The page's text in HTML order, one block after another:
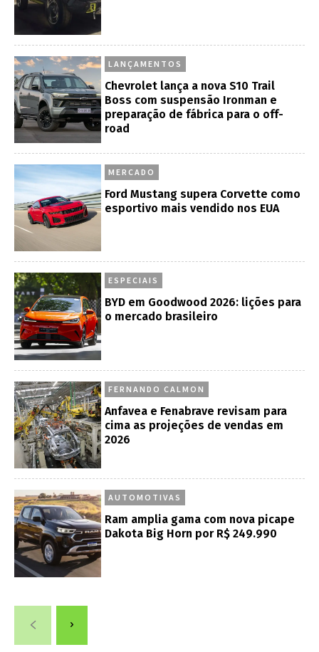
LANÇAMENTOS
Chevrolet lança a nova S10 Trail
Boss com suspensão Ironman e
preparação de fábrica para o off-
road
MERCADO
Ford Mustang supera Corvette como
esportivo mais vendido nos EUA
ESPECIAIS
BYD em Goodwood 2026: lições para
o mercado brasileiro
FERNANDO CALMON
Anfavea e Fenabrave revisam para
cima as projeções de vendas em
2026
AUTOMOTIVAS
Ram amplia gama com nova picape
Dakota Big Horn por R$ 249.990